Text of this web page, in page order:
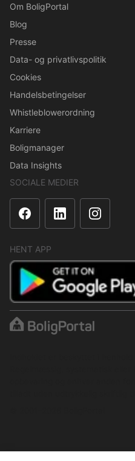
Om BoligPortal
Blog
Presse
Data- og privatlivspolitik
Cookies
Handelsbetingelser
Whistleblowerordning
Karriere
Boligmanager
Data Insights
SOCIALE MEDIER
HENT APP